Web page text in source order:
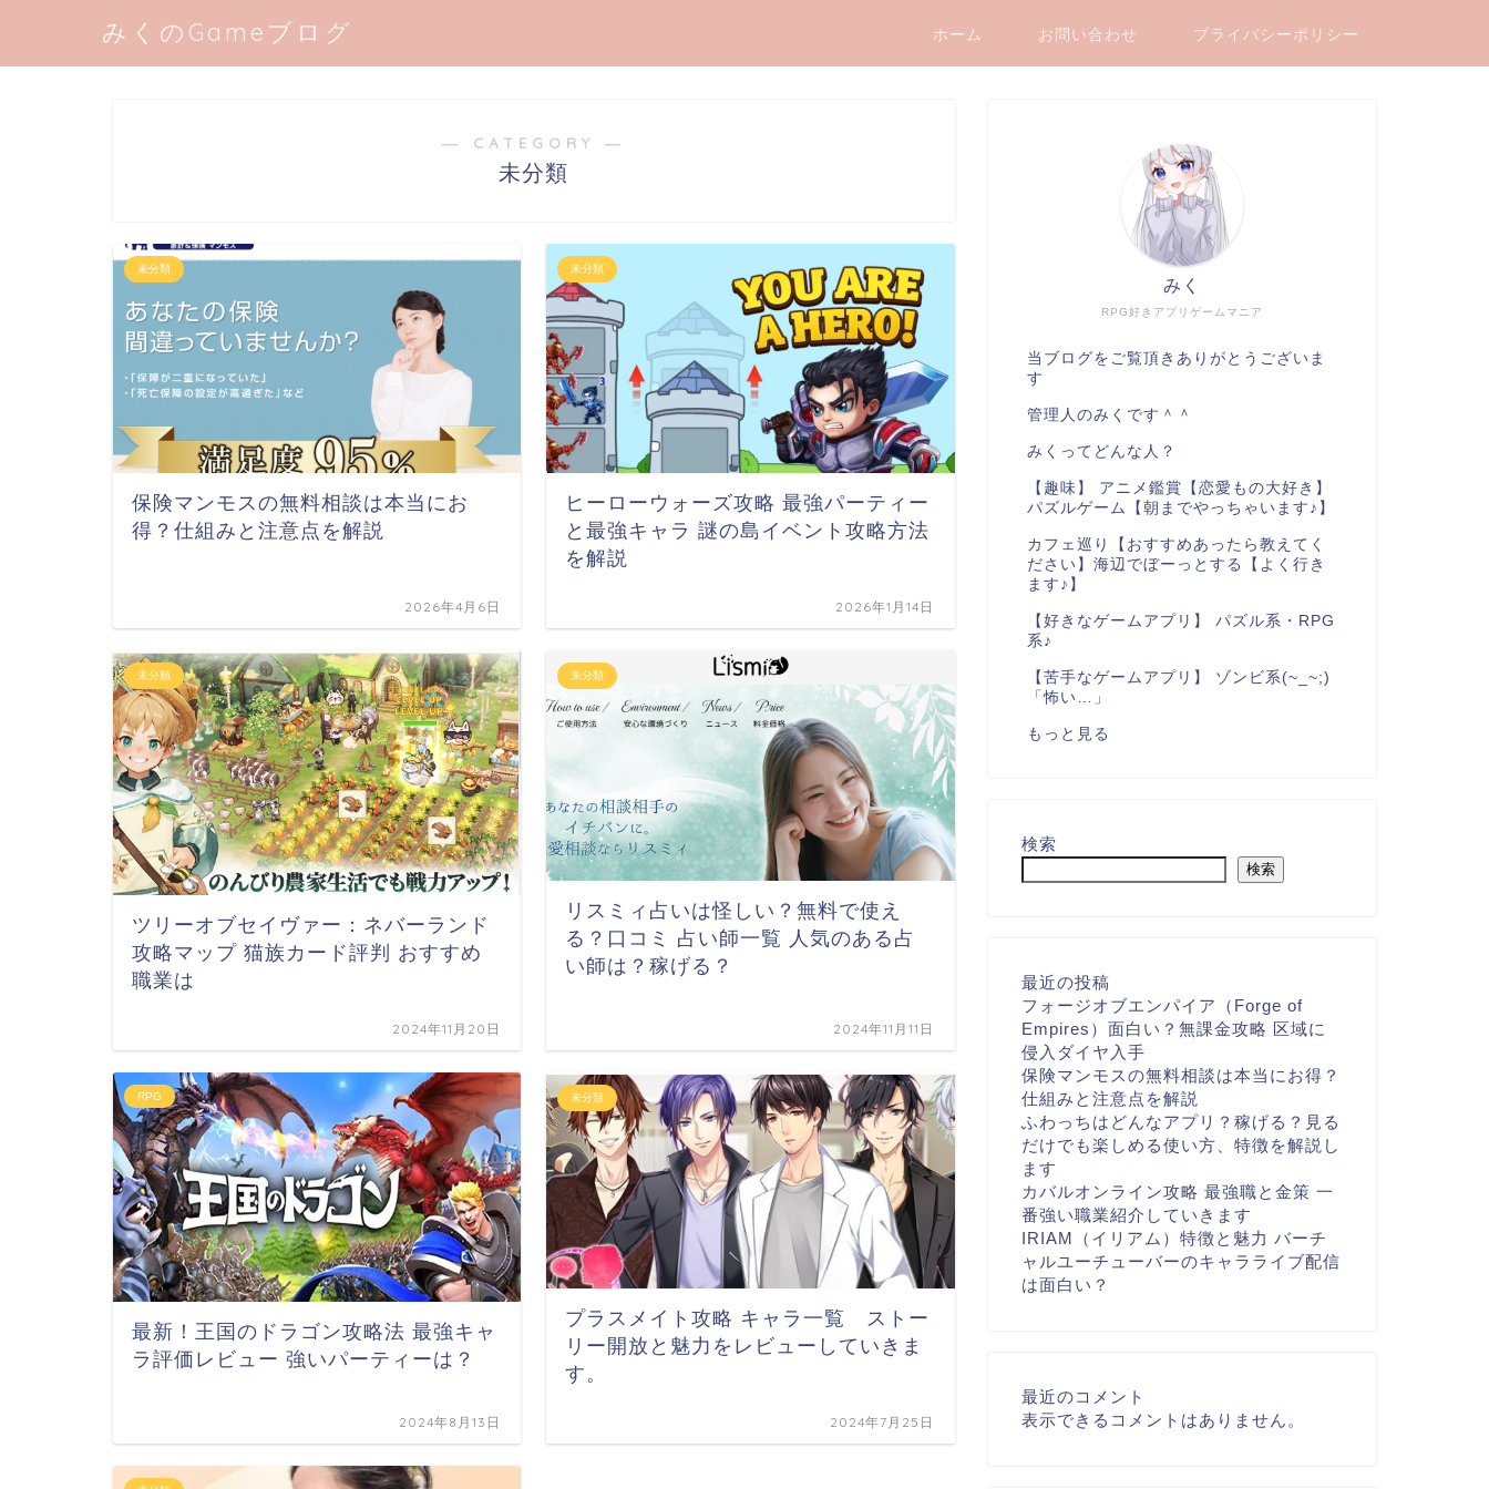
みくのGameブログ ホーム お問い合わせ プライバシーポリシー
― CATEGORY ―
未分類
未分類
保険マンモスの無料相談は本当にお
得？仕組みと注意点を解説
2026年4月6日
未分類
ヒーローウォーズ攻略 最強パーティー
と最強キャラ 謎の島イベント攻略方法
を解説
2026年1月14日
未分類
ツリーオブセイヴァー：ネバーランド
攻略マップ 猫族カード評判 おすすめ
職業は
2024年11月20日
未分類
リスミィ占いは怪しい？無料で使え
る？口コミ 占い師一覧 人気のある占
い師は？稼げる？
2024年11月11日
RPG
最新！王国のドラゴン攻略法 最強キャ
ラ評価レビュー 強いパーティーは？
2024年8月13日
未分類
プラスメイト攻略 キャラ一覧 ストー
リー開放と魅力をレビューしていきま
す。
2024年7月25日
RPG好きアプリゲームマニア
みく
当ブログをご覧頂きありがとうございま
す
管理人のみくです＾＾
みくってどんな人？
【趣味】 アニメ鑑賞【恋愛もの大好き】
パズルゲーム【朝までやっちゃいます♪】
カフェ巡り【おすすめあったら教えてく
ださい】海辺でぼーっとする【よく行き
ます♪】
【好きなゲームアプリ】 パズル系・RPG
系♪
【苦手なゲームアプリ】 ゾンビ系(~_~;)
「怖い…」
もっと見る
検索
検索
最近の投稿
フォージオブエンパイア（Forge of
Empires）面白い？無課金攻略 区域に
侵入ダイヤ入手
保険マンモスの無料相談は本当にお得？
仕組みと注意点を解説
ふわっちはどんなアプリ？稼げる？見る
だけでも楽しめる使い方、特徴を解説し
ます
カバルオンライン攻略 最強職と金策 一
番強い職業紹介していきます
IRIAM（イリアム）特徴と魅力 バーチ
ャルユーチューバーのキャラライブ配信
は面白い？
最近のコメント
表示できるコメントはありません。